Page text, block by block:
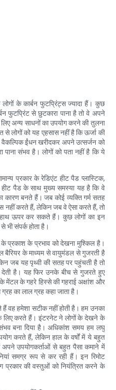
के कार्बन फुटप्रिंट्स ज्यादा हैं। कुछ
फुटप्रिंट से छुटकारा पाना है तो वे अपने
अन्य साधनों का उपयोग करने की तुलना
लोगों को यह एहसास नहीं है कि ऊर्जा की
ईंधन खरीदकर अपने उत्सर्जन को
संभव है। लोगों को पता नहीं है कि ये
प्रकार के रेडिएंट हीट पैड प्लास्टिक,
पैड के साथ मुख्य समस्या यह है कि वे
कारण बनते हैं। जब कोई व्यक्ति गर्म सतह
नहीं करते हैं, लेकिन जब वे ऐसा करते हैं, तो
ऊपर कर सकते हैं। कुछ लोगों का इन
भी संपर्क होता है।
के प्रकाश के प्रभाव को देखना मुश्किल है।
बैरियर के माध्यम से वायुमंडल से गुजरती है
जब यह पृथ्वी की सतह पर पहुंचती है तो
देती है। यह फिर उनके बीच से गुजरते हुए
मेंटल के गहरे हिस्से की गहराई अक्षांश और
का लाल ग्रह कहा जाता है।
हमेशा सटीक नहीं होती है। हम उनका
लिए करते हैं। इंटरनेट ने लोगों के देखने के
बना दिया है। अधिकांश समय हम लघु
करते हैं, लेकिन हाल के वर्षों में ये बहुत
उपयोगकर्ताओं से बहुत पैसा कमाने में
समग्र रूप से कर रही हैं। इन रिमोट
की वस्तुओं को नियंत्रित करने के